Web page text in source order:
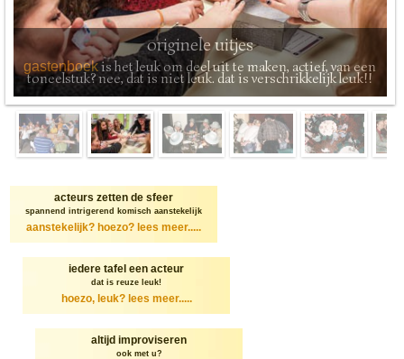
originele uitjes
gastenboekis het leuk om deel uit te maken, actief, van een
toneelstuk? nee, dat is niet leuk. dat is verschrikkelijk leuk!!
acteurs zetten de sfeer
spannend intrigerend komisch aanstekelijk
aanstekelijk? hoezo? lees meer.....
iedere tafel een acteur
dat is reuze leuk!
hoezo, leuk? lees meer.....
altijd improviseren
ook met u?